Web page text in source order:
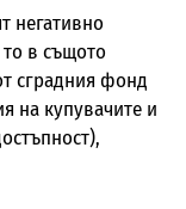
негативно
в същото
сградния фонд
на купувачите и